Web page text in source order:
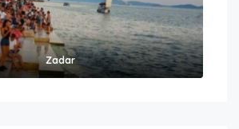
Zadar